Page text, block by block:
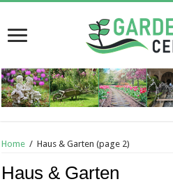
Home / Haus & Garten (page 2)
Haus & Garten